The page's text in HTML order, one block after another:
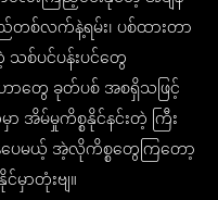
တစ်လက်နဲ့ရမ်း၊ ပစ်ထားတာ
စ်ပင်ပန်းပင်တွေ
ဟာတွေ ခုတ်ပစ် အစရှိသဖြင့်
မ်မှုကိစ္စနိုင်နင်းတဲ့ ကြီး
ပေမယ့် အဲ့လိုကိစ္စတွေကြတော့
ာတုံးဗျ။